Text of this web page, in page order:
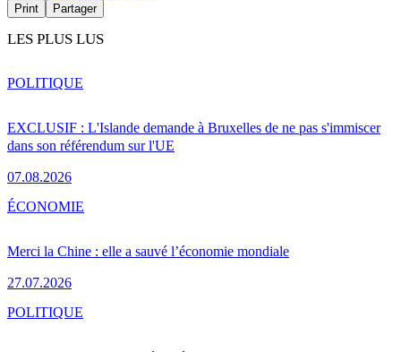
Print Partager
LES PLUS LUS
EXCLUSIF : L'Islande demande à Bruxelles de ne pas s'immiscer
dans son référendum sur l'UE
07.08.2026
POLITIQUE
Merci la Chine : elle a sauvé l’économie mondiale
27.07.2026
ÉCONOMIE
POLITIQUE